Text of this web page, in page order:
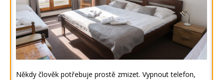
Někdy člověk potřebuje prostě zmizet. Vypnout telefon,